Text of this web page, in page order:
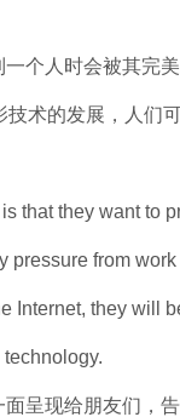
个人时会被其完
术的发展，人们
that they want to
from
Internet, they will
呈现给朋友们，